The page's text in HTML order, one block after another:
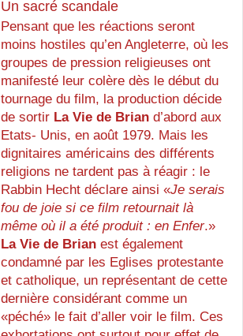
Un sacré scandale
Pensant que les réactions seront
moins hostiles qu’en Angleterre, où les
groupes de pression religieuses ont
manifesté leur colère dès le début du
tournage du film, la production décide
de sortir La Vie de Briand’abord aux
Etats- Unis, en août 1979. Mais les
dignitaires américains des différents
religions ne tardent pas à réagir : le
Rabbin Hecht déclare ainsi «Je serais
fou de joie si ce film retournait là
même où il a été produit : en Enfer.»
La Vie de Brianest également
condamné par les Eglises protestante
et catholique, un représentant de cette
dernière considérant comme un
«péché» le fait d’aller voir le film. Ces